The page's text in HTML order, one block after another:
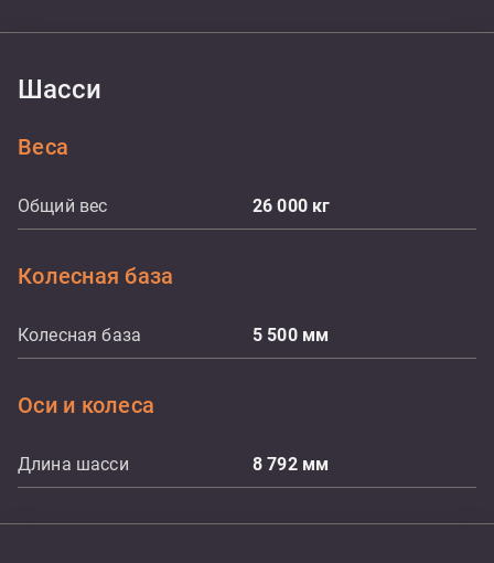
Шасси
Веса
Общий вес 26 000 кг
Колесная база
Колесная база 5 500 мм
Оси и колеса
Длина шасси 8 792 мм